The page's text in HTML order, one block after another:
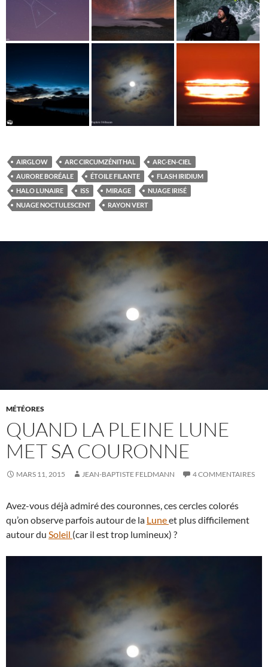
AIRGLOW ARC CIRCUMZÉNITHAL
ARC-EN-CIEL
AURORE BORÉALE
ÉTOILE FILANTE
FLASH IRIDIUM
HALO LUNAIRE
ISS MIRAGE
NUAGE IRISÉ
NUAGE NOCTULESCENT
RAYON VERT
MÉTÉORES
QUAND LA PLEINE LUNE
MET SA COURONNE
MARS 11, 2015 JEAN-BAPTISTE FELDMANN 4 COMMENTAIRES
Avez-vous déjà admiré des couronnes, ces cercles colorés
qu’on observe parfois autour de la Luneet plus difficilement
autour du Soleil (car il est trop lumineux) ?